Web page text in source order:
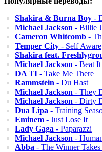
Shakira & Burna Boy -
Michael Jackson - Billie
Cameron Whitcomb -
Temper City - Self Aware
Shakira feat.
Michael Jackson - Beat It
DA TI - Take Me There
Rammstein - Du Hast
Michael Jackson - They
Michael Jackson - Dirty
Dua Lipa - Training
Eminem - Just Lose It
Lady Gaga - Paparazzi
Michael Jackson -
Abba - The Winner